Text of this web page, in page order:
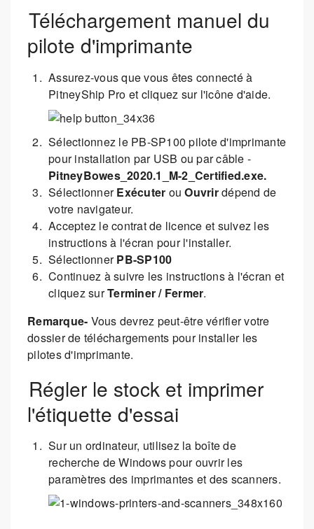
Téléchargement manuel du
pilote d'imprimante
Assurez-vous que vous êtes connecté à
PitneyShip Pro et cliquez sur l'icône d'aide.
Sélectionnez le PB-SP100 pilote d'imprimante
pour installation par USB ou par câble -
PitneyBowes_2020.1_M-2_Certified.exe.
SélectionnerExécuter ouOuvrirdépend de
votre navigateur.
Acceptez le contrat de licence et suivez les
instructions à l'écran pour l'installer.
SélectionnerPB-SP100
Continuez à suivre les instructions à l'écran et
cliquez surTerminer / Fermer.
Remarque- Vous devrez peut-être vérifier votre
dossier de téléchargements pour installer les
pilotes d'imprimante.
Régler le stock et imprimer
l'étiquette d'essai
Sur un ordinateur, utilisez la boîte de
recherche de Windows pour ouvrir les
paramètres des imprimantes et des scanners.